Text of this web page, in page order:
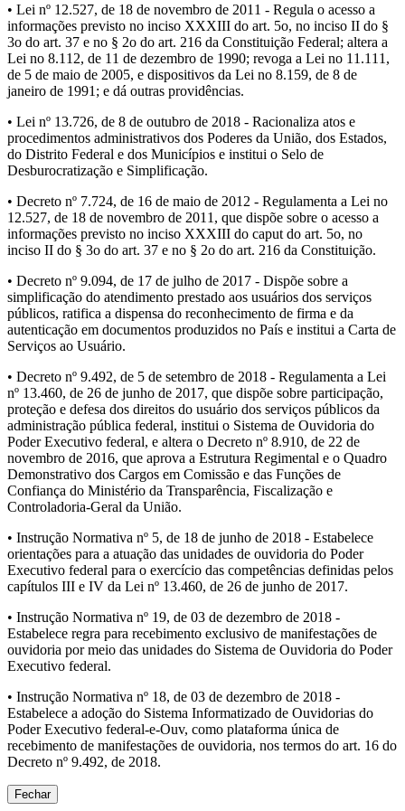
• Lei nº 12.527, de 18 de novembro de 2011 - Regula o acesso a
informações previsto no inciso XXXIII do art. 5o, no inciso II do §
3o do art. 37 e no § 2o do art. 216 da Constituição Federal; altera a
Lei no 8.112, de 11 de dezembro de 1990; revoga a Lei no 11.111,
de 5 de maio de 2005, e dispositivos da Lei no 8.159, de 8 de
janeiro de 1991; e dá outras providências.
• Lei nº 13.726, de 8 de outubro de 2018 - Racionaliza atos e
procedimentos administrativos dos Poderes da União, dos Estados,
do Distrito Federal e dos Municípios e institui o Selo de
Desburocratização e Simplificação.
• Decreto nº 7.724, de 16 de maio de 2012 - Regulamenta a Lei no
12.527, de 18 de novembro de 2011, que dispõe sobre o acesso a
informações previsto no inciso XXXIII do caput do art. 5o, no
inciso II do § 3o do art. 37 e no § 2o do art. 216 da Constituição.
• Decreto nº 9.094, de 17 de julho de 2017 - Dispõe sobre a
simplificação do atendimento prestado aos usuários dos serviços
públicos, ratifica a dispensa do reconhecimento de firma e da
autenticação em documentos produzidos no País e institui a Carta de
Serviços ao Usuário.
• Decreto nº 9.492, de 5 de setembro de 2018 - Regulamenta a Lei
nº 13.460, de 26 de junho de 2017, que dispõe sobre participação,
proteção e defesa dos direitos do usuário dos serviços públicos da
administração pública federal, institui o Sistema de Ouvidoria do
Poder Executivo federal, e altera o Decreto nº 8.910, de 22 de
novembro de 2016, que aprova a Estrutura Regimental e o Quadro
Demonstrativo dos Cargos em Comissão e das Funções de
Confiança do Ministério da Transparência, Fiscalização e
Controladoria-Geral da União.
• Instrução Normativa nº 5, de 18 de junho de 2018 - Estabelece
orientações para a atuação das unidades de ouvidoria do Poder
Executivo federal para o exercício das competências definidas pelos
capítulos III e IV da Lei nº 13.460, de 26 de junho de 2017.
• Instrução Normativa nº 19, de 03 de dezembro de 2018 -
Estabelece regra para recebimento exclusivo de manifestações de
ouvidoria por meio das unidades do Sistema de Ouvidoria do Poder
Executivo federal.
• Instrução Normativa nº 18, de 03 de dezembro de 2018 -
Estabelece a adoção do Sistema Informatizado de Ouvidorias do
Poder Executivo federal-e-Ouv, como plataforma única de
recebimento de manifestações de ouvidoria, nos termos do art. 16 do
Decreto nº 9.492, de 2018.
Fechar